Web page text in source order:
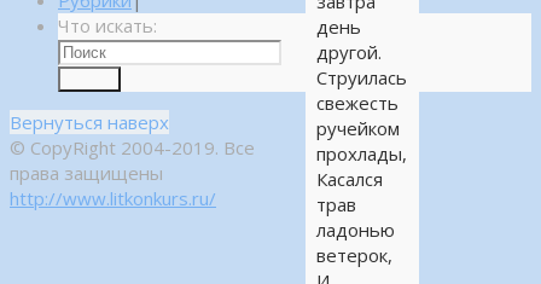
день
другой.
Струилась
свежесть
ручейком
прохлады,
Касался
трав
ладонью
ветерок,
Что искать:
Вернуться наверх
© CopyRight 2004-2019. Все
права защищены
http://www.litkonkurs.ru/